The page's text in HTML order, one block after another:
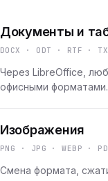
Документы и
DOCX · ODT · RTF ·
Через LibreOffice,
офисными форматами.
Изображения
PNG · JPG · WEBP ·
Смена формата,